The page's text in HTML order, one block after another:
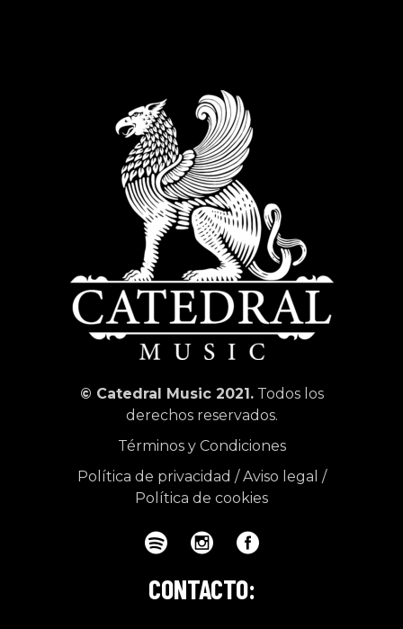
© Catedral Music 2021.Todos los
derechos reservados.
Términos y Condiciones
Política de privacidad /Aviso legal /
Política de cookies
CONTACTO: